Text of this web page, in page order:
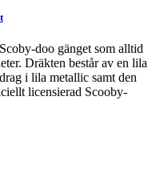
doo gänget som alltid
Dräkten består av en lila
i lila metallic samt den
licensierad Scooby-